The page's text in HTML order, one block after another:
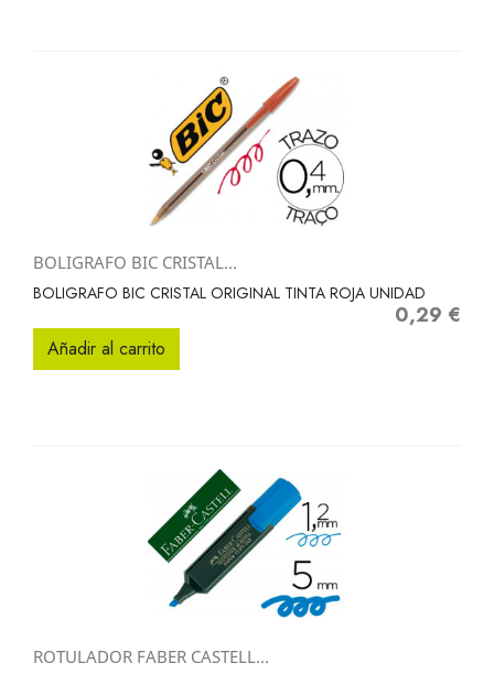
BOLIGRAFO BIC CRISTAL...
BOLIGRAFO BIC CRISTAL ORIGINAL TINTA ROJA UNIDAD
Precio
0,29 €
Añadir al carrito
ROTULADOR FABER CASTELL...